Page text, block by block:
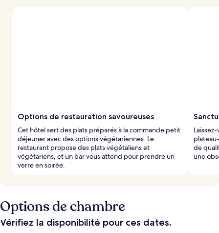
Options de restauration savoureuses
Cet hôtel sert des plats préparés à la commande petit
déjeuner avec des options végétariennes. Le
restaurant propose des plats végétaliens et
végétariens, et un bar vous attend pour prendre un
verre en soirée.
de
une
Options de chambre
Vérifiez la disponibilité pour ces dates.